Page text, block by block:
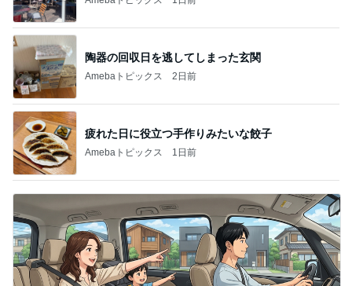
陶器の回収日を逃してしまった玄関
Amebaトピックス 2日前
疲れた日に役立つ手作りみたいな餃子
Amebaトピックス 1日前